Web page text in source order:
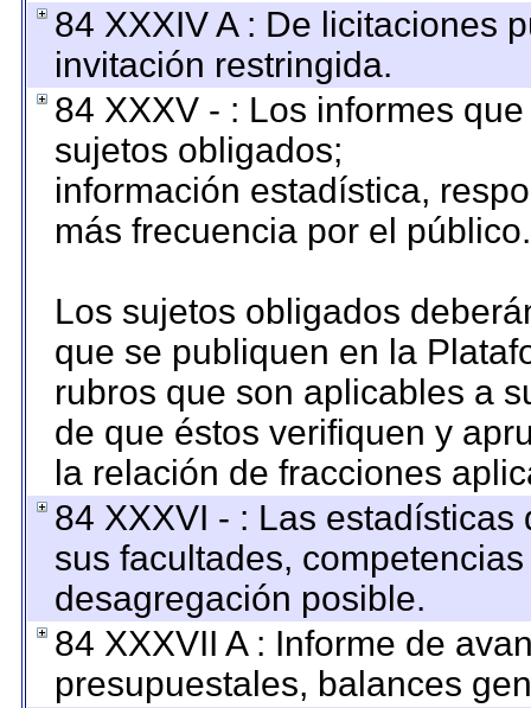
84 XXXIV A : De licitaciones
invitación restringida.
84 XXXV - : Los informes
sujetos obligados;
información estadística,
más frecuencia por el público.
Los sujetos obligados
que se publiquen en la
rubros que son aplicables a
de que éstos verifiquen y
la relación de fracciones
84 XXXVI - : Las
sus facultades,
desagregación posible.
84 XXXVII A : Informe de
presupuestales, balances